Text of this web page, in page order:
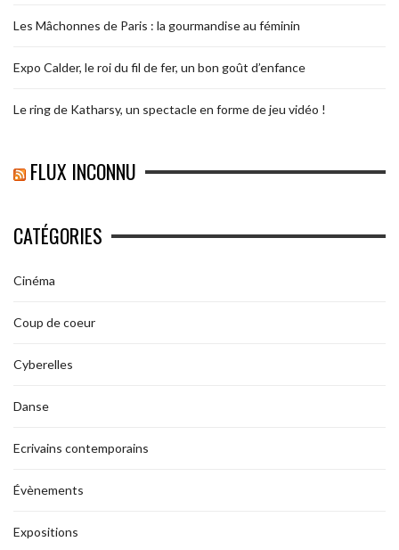
Les Mâchonnes de Paris : la gourmandise au féminin
Expo Calder, le roi du fil de fer, un bon goût d’enfance
Le ring de Katharsy, un spectacle en forme de jeu vidéo !
FLUX INCONNU
CATÉGORIES
Cinéma
Coup de coeur
Cyberelles
Danse
Ecrivains contemporains
Évènements
Expositions